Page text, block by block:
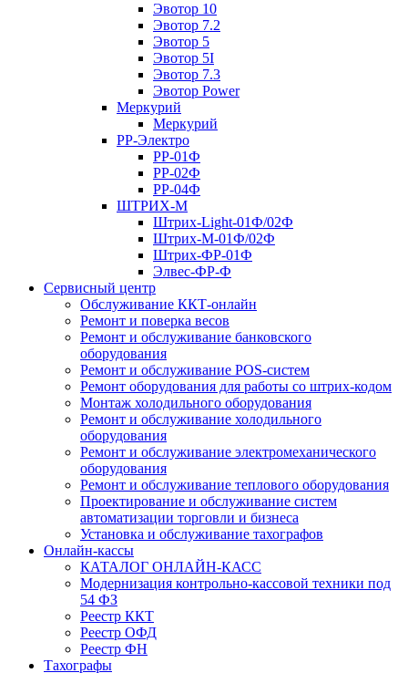
Эвотор 10
Эвотор 7.2
Эвотор 5
Эвотор 5I
Эвотор 7.3
Эвотор Power
Меркурий
Меркурий
РР-Электро
РР-01Ф
РР-02Ф
РР-04Ф
ШТРИХ-М
Штрих-Light-01Ф/02Ф
Штрих-М-01Ф/02Ф
Штрих-ФР-01Ф
Элвес-ФР-Ф
Сервисный центр
Обслуживание ККТ-онлайн
Ремонт и поверка весов
Ремонт и обслуживание банковского
оборудования
Ремонт и обслуживание POS-систем
Ремонт оборудования для работы со штрих-кодом
Монтаж холодильного оборудования
Ремонт и обслуживание холодильного
оборудования
Ремонт и обслуживание электромеханического
оборудования
Ремонт и обслуживание теплового оборудования
Проектирование и обслуживание систем
автоматизации торговли и бизнеса
Установка и обслуживание тахографов
Онлайн-кассы
КАТАЛОГ ОНЛАЙН-КАСС
Модернизация контрольно-кассовой техники под
54 ФЗ
Реестр ККТ
Реестр ОФД
Реестр ФН
Тахографы